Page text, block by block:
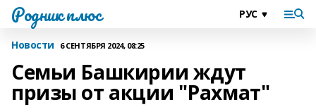
Родник плюс
Новости 6 СЕНТЯБРЯ 2024, 08:25
Семьи Башкирии ждут
призы от акции "Рахмат"